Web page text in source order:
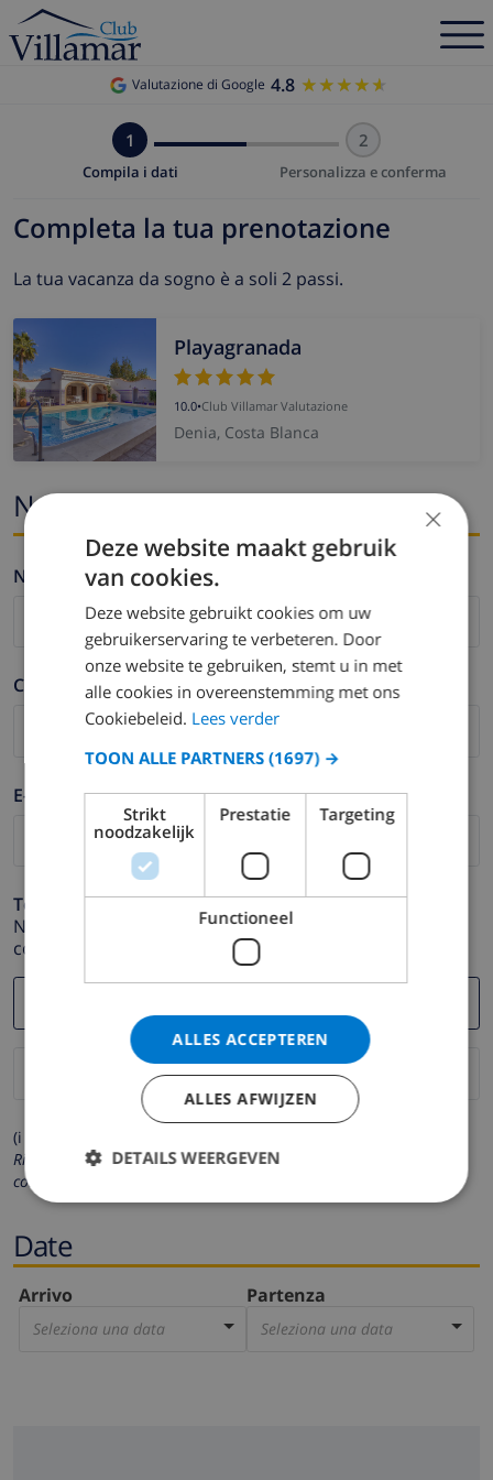
Valutazione di Google 4.8 ★★★★★
★★★★★
1
Compila i dati
2
Personalizza e conferma
Completa la tua prenotazione
La tua vacanza da sogno è a soli 2 passi.
Playagranada
10.0•Club Villamar Valutazione
Denia, Costa Blanca
Nome ed e-mail
Nome *
Cognome *
E-mail *
Telefono *
Nel caso in cui il tuo indirizzo email non funzioni
correttamente.
(i campi contrassegnati con * sono obbligatori)
Rispettiamo la tua privacy. I tuoi dati personali non saranno mai
condivisi con gli altri.
Date
Arrivo
Seleziona una data
Partenza
Seleziona una data
×
Deze website maakt gebruik
van cookies.
Deze website gebruikt cookies om uw
gebruikerservaring te verbeteren. Door
onze website te gebruiken, stemt u in met
alle cookies in overeenstemming met ons
Cookiebeleid. Lees verder
TOON ALLE PARTNERS(1697) →
Strikt
noodzakelijk
Prestatie Targeting
Functioneel
ALLES ACCEPTEREN
ALLES AFWIJZEN
DETAILS WEERGEVEN